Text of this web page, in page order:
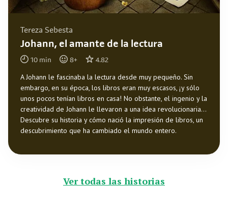
Tereza Sebesta
Johann, el amante de la lectura
10 min 8+ 4.82
A Johann le fascinaba la lectura desde muy pequeño. Sin
embargo, en su época, los libros eran muy escasos, ¡y sólo
unos pocos tenían libros en casa! No obstante, el ingenio y la
creatividad de Johann le llevaron a una idea revolucionaria...
Descubre su historia y cómo nació la impresión de libros, un
descubrimiento que ha cambiado el mundo entero.
Ver todas las historias